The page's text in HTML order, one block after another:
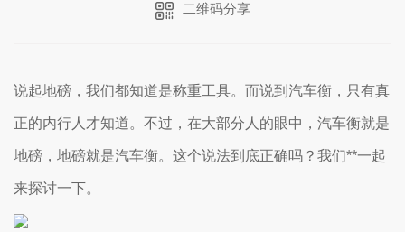
二维码分享
说起地磅，我们都知道是称重工具。而说到汽车衡，只有真
正的内行人才知道。不过，在大部分人的眼中，汽车衡就是
地磅，地磅就是汽车衡。这个说法到底正确吗？我们**一起
来探讨一下。